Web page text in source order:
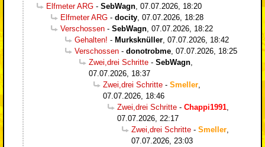
Elfmeter ARG - SebWagn 07.07.2026, 18:20
Elfmeter ARG - docity 07.07.2026, 18:28
Verschossen - SebWagn 07.07.2026, 18:22
Gehalten! - Murksknüller 07.07.2026, 18:42
Verschossen - donotrobme 07.07.2026, 18:25
Zwei,drei Schritte - SebWagn
07.07.2026, 18:37
Zwei,drei Schritte - Smeller
07.07.2026, 18:46
Zwei,drei Schritte - Chappi1991
07.07.2026, 22:17
Zwei,drei Schritte - Smeller
07.07.2026, 23:03